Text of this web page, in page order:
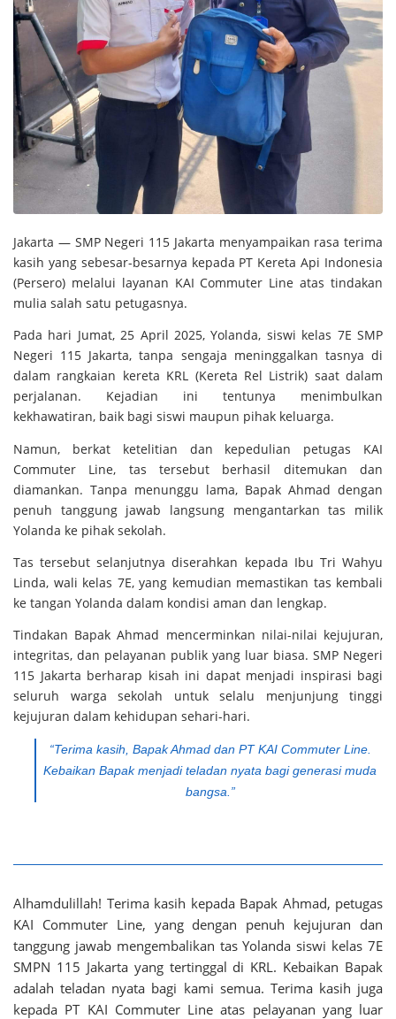
Jakarta — SMP Negeri 115 Jakarta menyampaikan rasa terima
kasih yang sebesar-besarnya kepada PT Kereta Api Indonesia
(Persero) melalui layanan KAI Commuter Line atas tindakan
mulia salah satu petugasnya.
Pada hari Jumat, 25 April 2025, Yolanda, siswi kelas 7E SMP
Negeri 115 Jakarta, tanpa sengaja meninggalkan tasnya di
dalam rangkaian kereta KRL (Kereta Rel Listrik) saat dalam
perjalanan. Kejadian ini tentunya menimbulkan
kekhawatiran, baik bagi siswi maupun pihak keluarga.
Namun, berkat ketelitian dan kepedulian petugas KAI
Commuter Line, tas tersebut berhasil ditemukan dan
diamankan. Tanpa menunggu lama, Bapak Ahmad dengan
penuh tanggung jawab langsung mengantarkan tas milik
Yolanda ke pihak sekolah.
Tas tersebut selanjutnya diserahkan kepada Ibu Tri Wahyu
Linda, wali kelas 7E, yang kemudian memastikan tas kembali
ke tangan Yolanda dalam kondisi aman dan lengkap.
Tindakan Bapak Ahmad mencerminkan nilai-nilai kejujuran,
integritas, dan pelayanan publik yang luar biasa. SMP Negeri
115 Jakarta berharap kisah ini dapat menjadi inspirasi bagi
seluruh warga sekolah untuk selalu menjunjung tinggi
kejujuran dalam kehidupan sehari-hari.
“Terima kasih, Bapak Ahmad dan PT KAI Commuter Line.
Kebaikan Bapak menjadi teladan nyata bagi generasi muda
bangsa.”
Alhamdulillah! Terima kasih kepada Bapak Ahmad, petugas
KAI Commuter Line, yang dengan penuh kejujuran dan
tanggung jawab mengembalikan tas Yolanda siswi kelas 7E
SMPN 115 Jakarta yang tertinggal di KRL. Kebaikan Bapak
adalah teladan nyata bagi kami semua. Terima kasih juga
kepada PT KAI Commuter Line atas pelayanan yang luar